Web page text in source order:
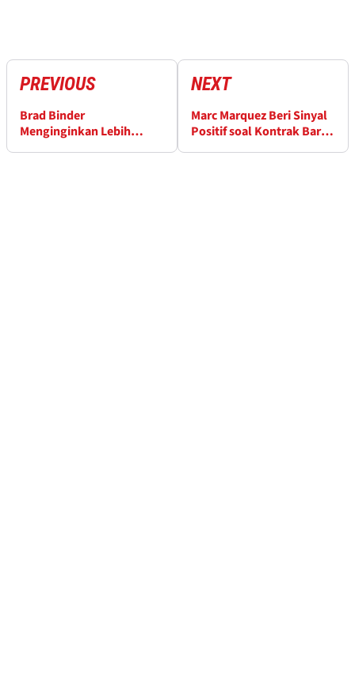
PREVIOUS
Brad Binder
Menginginkan Lebih
NEXT
Marc Marquez Beri Sinyal
Positif soal Kontrak Baru